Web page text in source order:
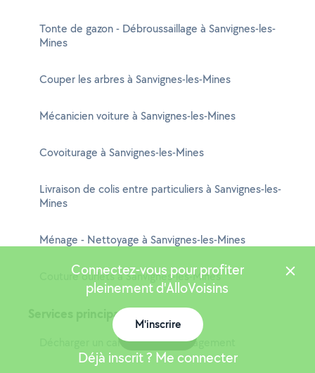
Tonte de gazon - Débroussaillage à Sanvignes-les-
Mines
Couper les arbres à Sanvignes-les-Mines
Mécanicien voiture à Sanvignes-les-Mines
Covoiturage à Sanvignes-les-Mines
Livraison de colis entre particuliers à Sanvignes-les-
Mines
Ménage - Nettoyage à Sanvignes-les-Mines
Couture ourlets à Sanvignes-les-Mines
Services principaux
Décharger un camion de déménagement
Connectez-vous pour profiter
pleinement d'AlloVoisins
M'inscrire
Déjà inscrit ? Me connecter